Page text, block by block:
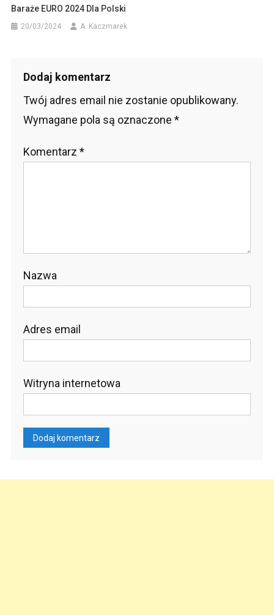
Baraże EURO 2024 Dla Polski
20/03/2024 A. Kaczmarek
Dodaj komentarz
Twój adres email nie zostanie opublikowany.
Wymagane pola są oznaczone *
Komentarz *
Nazwa
Adres email
Witryna internetowa